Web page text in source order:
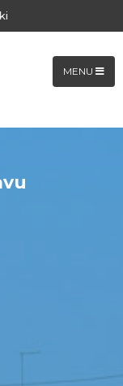
MENU